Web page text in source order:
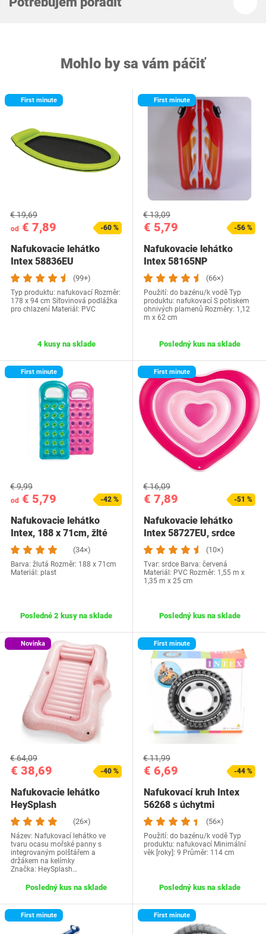
Mohlo by sa vám páčiť
First minute
od € 7,89
€ 19,69
-60 %
Nafukovacie lehátko
Intex 58836EU
(99+)
Typ produktu: nafukovací Rozměr:
178 x 94 cm Síťovinová podlážka
pro chlazení Materiál: PVC
4 kusy na sklade
First minute
€ 5,79
€ 13,09
-56 %
Nafukovacie lehátko
Intex 58165NP
(66×)
Použití: do bazénu/k vodě Typ
produktu: nafukovací S potiskem
ohnivých plamenů Rozměry: 1,12
m x 62 cm
Posledný kus na sklade
First minute
od € 5,79
€ 9,99
-42 %
Nafukovacie lehátko
Intex, 188 x 71cm, žlté
(34×)
Barva: žlutá Rozměr: 188 x 71cm
Materiál: plast
Posledné 2 kusy na sklade
First minute
€ 7,89
€ 16,09
-51 %
Nafukovacie lehátko
Intex 58727EU, srdce
(10×)
Tvar: srdce Barva: červená
Materiál: PVC Rozměr: 1,55 m x
1,35 m x 25 cm
Posledný kus na sklade
Novinka
€ 38,69
€ 64,09
-40 %
Nafukovacie lehátko
HeySplash
P723314223292(26×)
Název: Nafukovací lehátko ve
tvaru ocasu mořské panny s
integrovaným polštářem a
držákem na kelímky
Značka: HeySplash…
Posledný kus na sklade
First minute
€ 6,69
€ 11,99
-44 %
Nafukovací kruh Intex
56268 s úchytmi
(56×)
Použití: do bazénu/k vodě Typ
produktu: nafukovací Minimální
věk [roky]: 9 Průměr: 114 cm
Posledný kus na sklade
First minute First minute